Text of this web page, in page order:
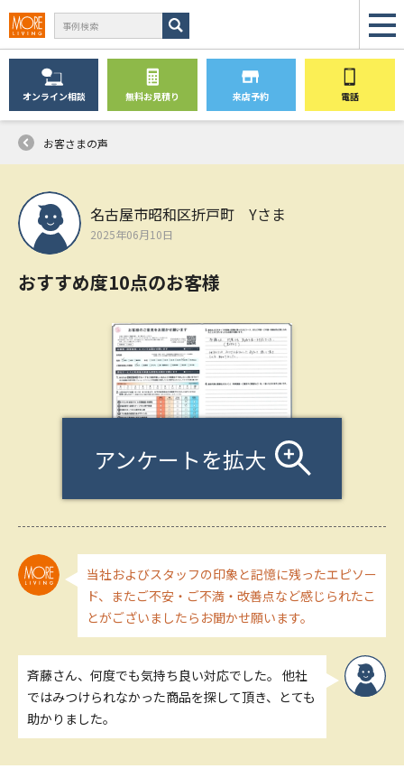
オンライン相談 無料お見積り 来店予約 電話
お客さまの声
名古屋市昭和区折戸町 Yさま
2025年06月10日
おすすめ度10点のお客様
アンケートを拡大
当社およびスタッフの印象と記憶に残ったエピソー
ド、またご不安・ご不満・改善点など感じられたこ
とがございましたらお聞かせ願います。
斉藤さん、何度でも気持ち良い対応でした。 他社
ではみつけられなかった商品を探して頂き、とても
助かりました。